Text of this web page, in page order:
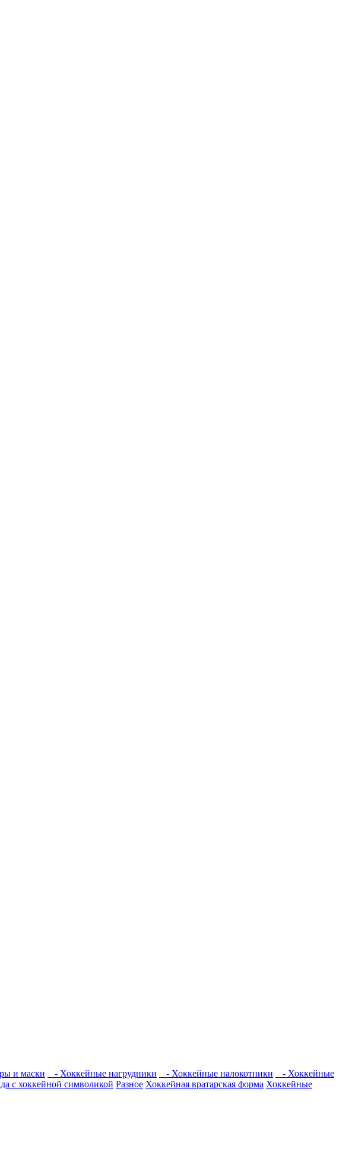
и маски - Хоккейные нагрудники - Хоккейные налокотники
- Хоккейные
с хоккейной символикой Разное Хоккейная вратарская форма Хоккейные